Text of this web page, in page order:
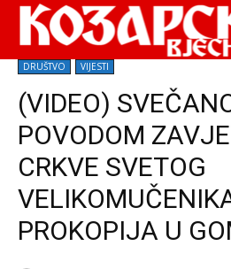
DRUŠTVO VIJESTI
(VIDEO)
POVODOM
CRKVE SVETOG
PROKOPIJA U